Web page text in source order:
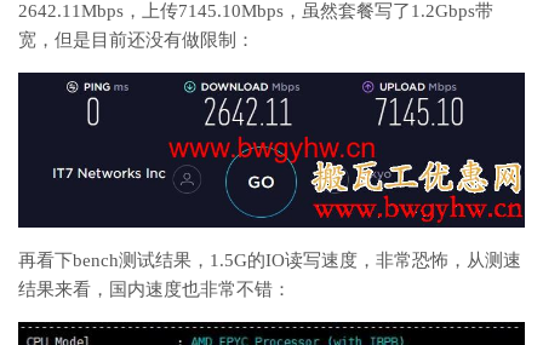
2642.11Mbps，上传7145.10Mbps，虽然套餐写了1.2Gbps带
宽，但是目前还没有做限制：
再看下bench测试结果，1.5G的IO读写速度，非常恐怖，从测速
结果来看，国内速度也非常不错：